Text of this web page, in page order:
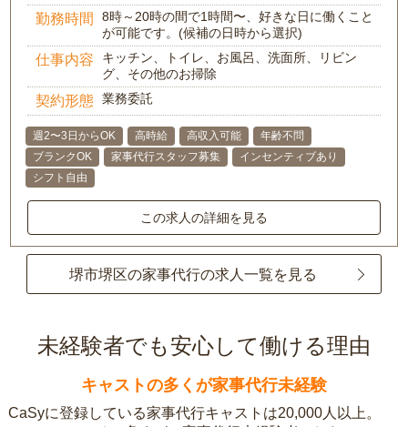
勤務時間
8時～20時の間で1時間〜、好きな日に働くこと
が可能です。(候補の日時から選択)
仕事内容
キッチン、トイレ、お風呂、洗面所、リビン
グ、その他のお掃除
契約形態 業務委託
週2〜3日からOK 高時給 高収入可能
年齢不問
ブランクOK
家事代行スタッフ募集
インセンティブあり
シフト自由
この求人の詳細を見る
堺市堺区の家事代行の求人一覧を見る
未経験者でも安心して働ける理由
キャストの多くが家事代行未経験
CaSyに登録している家事代行キャストは20,000人以上。